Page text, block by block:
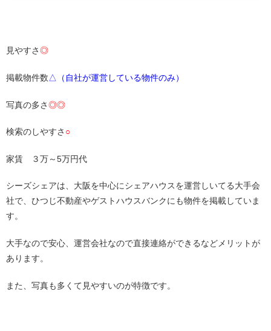
見やすさ◎
掲載物件数△（自社が運営している物件のみ）
写真の多さ◎◎
検索のしやすさ ○
家賃 ３万～5万円代
シーズシェアは、大阪を中心にシェアハウスを運営しいてる大手会
社で、ひつじ不動産やゲストハウスバンクにも物件を掲載していま
す。
大手なので安心、運営会社なので直接連絡ができるなどメリットが
あります。
また、写真も多くて見やすいのが特徴です。